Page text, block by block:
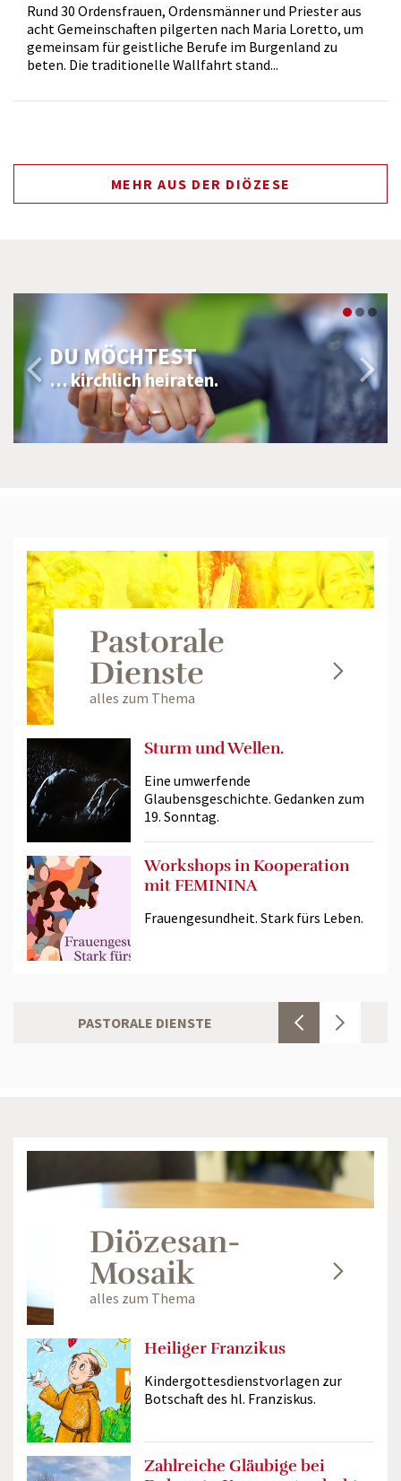
Rund 30 Ordensfrauen, Ordensmänner und Priester aus
acht Gemeinschaften pilgerten nach Maria Loretto, um
gemeinsam für geistliche Berufe im Burgenland zu
beten. Die traditionelle Wallfahrt stand...
MEHR AUS DER DIÖZESE
DU MÖCHTEST
… kirchlich heiraten.
Pastorale
Dienste
alles zum Thema
Sturm und Wellen.
Eine umwerfende
Glaubensgeschichte. Gedanken zum
19. Sonntag.
Workshops in Kooperation
mit FEMININA
Frauengesundheit. Stark fürs Leben.
PASTORALE DIENSTE KINDER/
Diözesan-
Mosaik
alles zum Thema
Heiliger Franzikus
Kindergottesdienstvorlagen zur
Botschaft des hl. Franziskus.
Zahlreiche Gläubige bei